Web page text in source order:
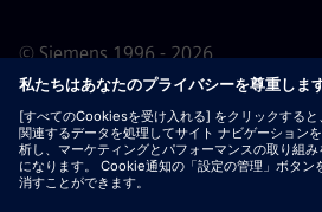
© Siemens 1996 - 2026
重要なお知らせ：採用をご希望の
は、応募の前後を問わず手数料を